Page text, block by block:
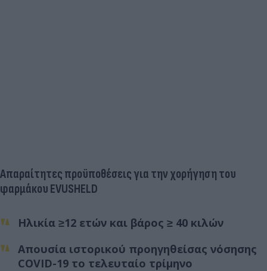
Απαραίτητες προϋποθέσεις για την χορήγηση του
φαρμάκου EVUSHELD
Ηλικία ≥12 ετών και βάρος ≥ 40 κιλών
Απουσία ιστορικού προηγηθείσας νόσησης
COVID-19 το τελευταίο τρίμηνο